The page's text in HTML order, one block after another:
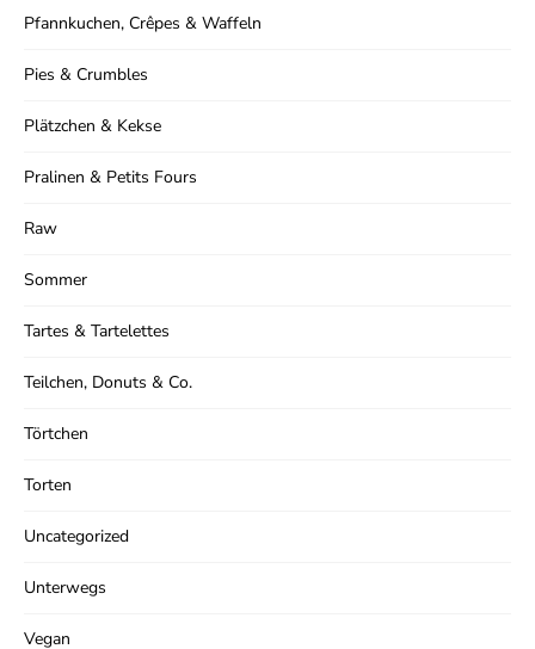
Pfannkuchen, Crêpes & Waffeln
Pies & Crumbles
Plätzchen & Kekse
Pralinen & Petits Fours
Raw
Sommer
Tartes & Tartelettes
Teilchen, Donuts & Co.
Törtchen
Torten
Uncategorized
Unterwegs
Vegan